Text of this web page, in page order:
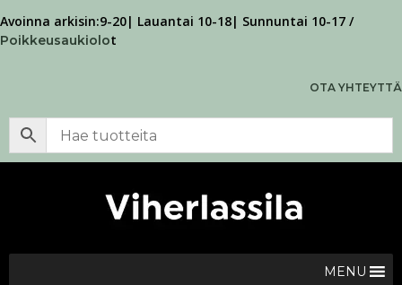
Avoinna arkisin:9-20| Lauantai 10-18| Sunnuntai 10-17 /
Poikkeusaukiolot
OTA YHTEYTTÄ
MENU